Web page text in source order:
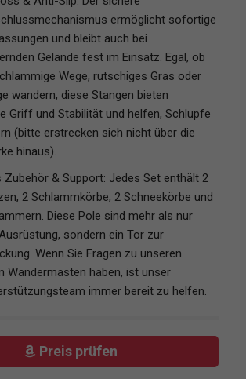
ermöglicht sofortige
und bleibt auch bei
Gelände fest im Einsatz. Egal, ob
Wege, rutschiges Gras oder
wandern, diese Stangen bieten
Griff und Stabilität und helfen, Schlupfe
(bitte erstrecken sich nicht über die
hinaus).
Zubehör & Support: Jedes Set enthält 2
2 Schlammkörbe, 2 Schneekörbe und
Diese Pole sind mehr als nur
sondern ein Tor zur
Wenn Sie Fragen zu unseren
Wandermasten haben, ist unser
immer bereit zu helfen.
Preis prüfen